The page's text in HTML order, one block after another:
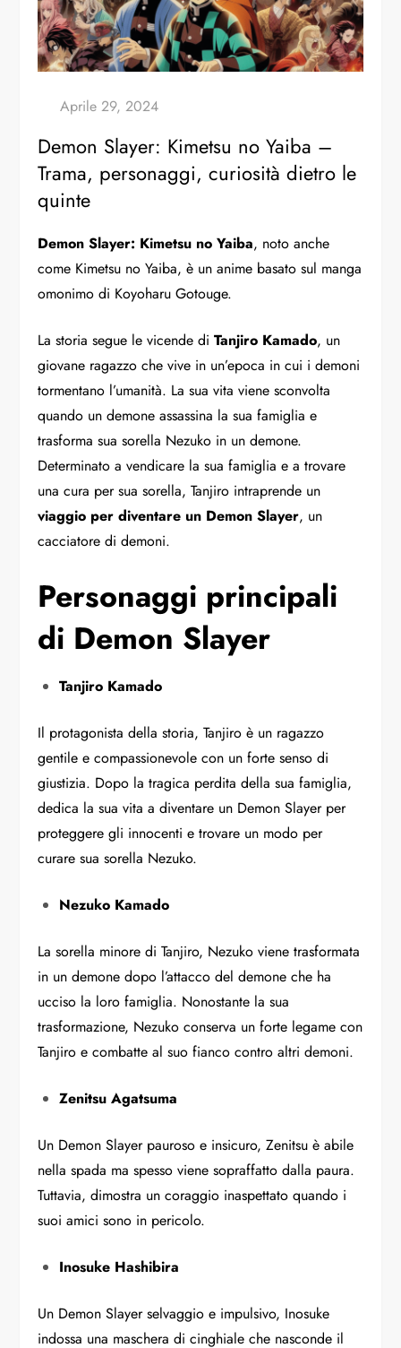
Demon Slayer: Kimetsu no Yaiba –
Trama, personaggi, curiosità dietro le
quinte
Demon Slayer: Kimetsu no Yaiba, noto anche
come Kimetsu no Yaiba, è un anime basato sul manga
omonimo di Koyoharu Gotouge.
La storia segue le vicende diTanjiro Kamado, un
giovane ragazzo che vive in un’epoca in cui i demoni
tormentano l’umanità. La sua vita viene sconvolta
quando un demone assassina la sua famiglia e
trasforma sua sorella Nezuko in un demone.
Determinato a vendicare la sua famiglia e a trovare
una cura per sua sorella, Tanjiro intraprende un
viaggio per diventare un Demon Slayer, un
cacciatore di demoni.
Personaggi principali
di Demon Slayer
Tanjiro Kamado
Il protagonista della storia, Tanjiro è un ragazzo
gentile e compassionevole con un forte senso di
giustizia. Dopo la tragica perdita della sua famiglia,
dedica la sua vita a diventare un Demon Slayer per
proteggere gli innocenti e trovare un modo per
curare sua sorella Nezuko.
Nezuko Kamado
La sorella minore di Tanjiro, Nezuko viene trasformata
in un demone dopo l’attacco del demone che ha
ucciso la loro famiglia. Nonostante la sua
trasformazione, Nezuko conserva un forte legame con
Tanjiro e combatte al suo fianco contro altri demoni.
Zenitsu Agatsuma
Un Demon Slayer pauroso e insicuro, Zenitsu è abile
nella spada ma spesso viene sopraffatto dalla paura.
Tuttavia, dimostra un coraggio inaspettato quando i
suoi amici sono in pericolo.
Inosuke Hashibira
Un Demon Slayer selvaggio e impulsivo, Inosuke
indossa una maschera di cinghiale che nasconde il